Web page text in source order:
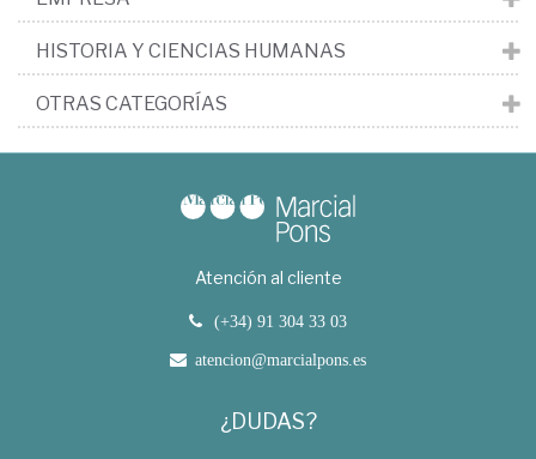
HISTORIA Y CIENCIAS HUMANAS
OTRAS CATEGORÍAS
Atención al cliente
(+34) 91 304 33 03
atencion@marcialpons.es
¿DUDAS?